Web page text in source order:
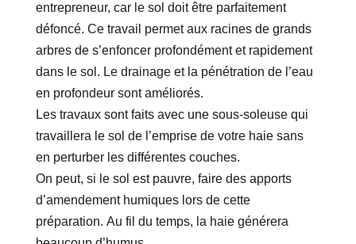
entrepreneur, car le sol doit être parfaitement
défoncé. Ce travail permet aux racines de grands
arbres de s’enfoncer profondément et rapidement
dans le sol. Le drainage et la pénétration de l’eau
en profondeur sont améliorés.
Les travaux sont faits avec une sous-soleuse qui
travaillera le sol de l’emprise de votre haie sans
en perturber les différentes couches.
On peut, si le sol est pauvre, faire des apports
d’amendement humiques lors de cette
préparation. Au fil du temps, la haie générera